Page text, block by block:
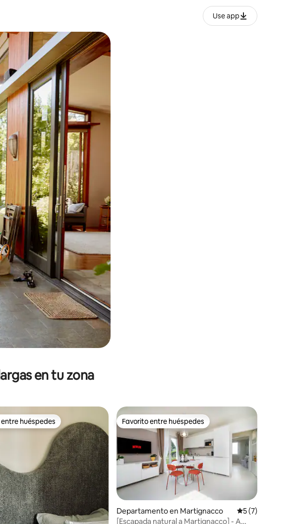
Use app
y hacia abajo, o bien tocando y deslizando la pantalla.
en tu zona
huéspedes
huéspedes Favorito entre huéspedes
Favorito entre huéspedes
Departamento en Martignacco Calificación
5 (7)
[Escapada natural a Martignacco] - A